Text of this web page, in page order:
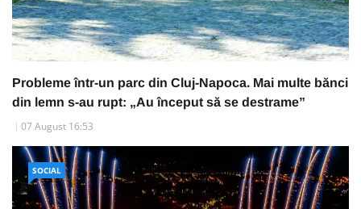
Probleme într-un parc din Cluj-Napoca. Mai multe bănci
din lemn s-au rupt: „Au început să se destrame”
07 August 16:53
SOCIAL